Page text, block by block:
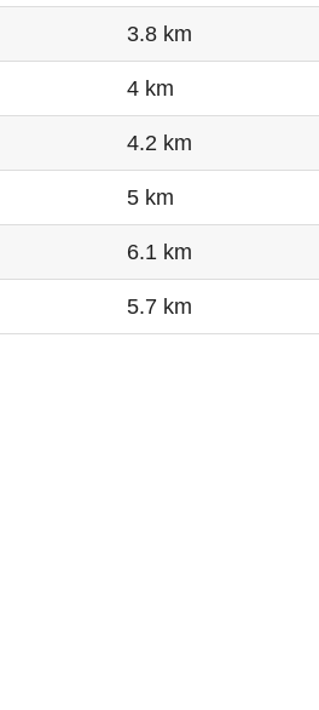
3.8 km
4 km
4.2 km
5 km
6.1 km
5.7 km